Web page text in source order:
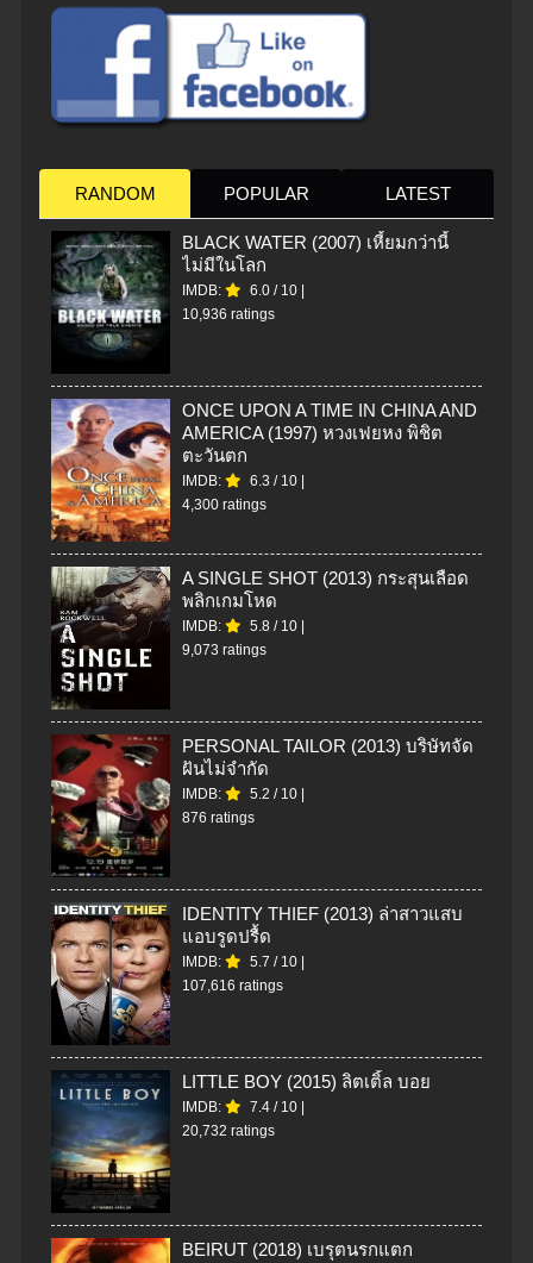
RANDOM POPULAR LATEST
BLACK WATER (2007) เหี้ยมกว่านี้
ไม่มีในโลก
IMDB: 6.0 / 10
10,936 ratings
ONCE UPON A TIME IN CHINA AND
AMERICA (1997) หวงเฟยหง พิชิต
ตะวันตก
IMDB: 6.3 / 10
4,300 ratings
A SINGLE SHOT (2013) กระสุนเลือด
พลิกเกมโหด
IMDB: 5.8 / 10
9,073 ratings
PERSONAL TAILOR (2013) บริษัทจัด
ฝันไม่จำกัด
IMDB: 5.2 / 10
876 ratings
IDENTITY THIEF (2013) ล่าสาวแสบ
แอบรูดปรื้ด
IMDB: 5.7 / 10
107,616 ratings
LITTLE BOY (2015) ลิตเติ้ล บอย
IMDB: 7.4 / 10
20,732 ratings
BEIRUT (2018) เบรุตนรกแตก